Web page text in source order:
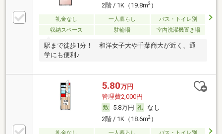
2階 / 1K（19.8m2）
礼金なし 一人暮らし
バス・トイレ別
収納スペース
駐輪場 室内洗濯機置き場
駅まで徒歩1分！ 和洋女子大や千葉商大が近く、通
学にも便利♪
5.80万円
管理費2,000円
5.8万円
なし
2階 / 1K（18.6m2）